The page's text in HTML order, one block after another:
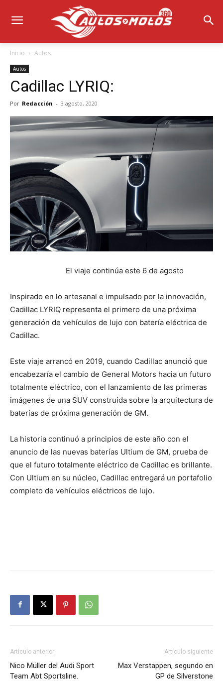
Inicio Autos
Autos
Cadillac LYRIQ:
Por Redacción - 3 agosto, 2020
El viaje continúa este 6 de agosto
Inspirado en lo artesanal e impulsado por la innovación,
Cadillac LYRIQ representa el primero de una próxima
generación de vehículos de lujo con batería eléctrica de
Cadillac.
Este viaje arrancó en 2019, cuando Cadillac anunció que
encabezaría el cambio de General Motors hacia un futuro
totalmente eléctrico, con el lanzamiento de las primeras
imágenes de una SUV construida sobre la arquitectura de
baterías de próxima generación de GM.
La historia continuó a principios de este año con el
anuncio de las nuevas baterías Ultium de GM, prueba de
que el futuro totalmente eléctrico de Cadillac es brillante.
Con Ultium en su núcleo, Cadillac entregará un portafolio
completo de vehículos eléctricos de lujo.
Artículo anterior
Nico Müller del Audi Sport
Team Abt Sportsline.
Artículo siguiente
Max Verstappen, segundo en
GP de Silverstone